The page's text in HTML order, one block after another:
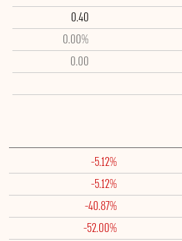
0.40
0.00%
0.00
-5.12%
-5.12%
-40.87%
-52.00%